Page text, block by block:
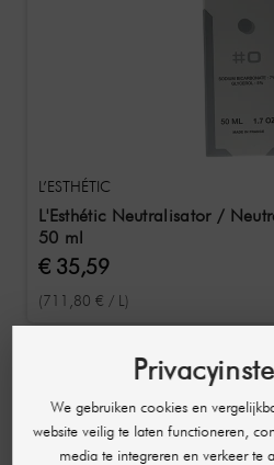
L’ESTHÉTIC
L'Esthétic Neutralisator /
50 ml
€ 35,59
(711,80 € / L)
We gebruiken cookies en
website veilig te laten functioneren,
media te integreren en verkeer te